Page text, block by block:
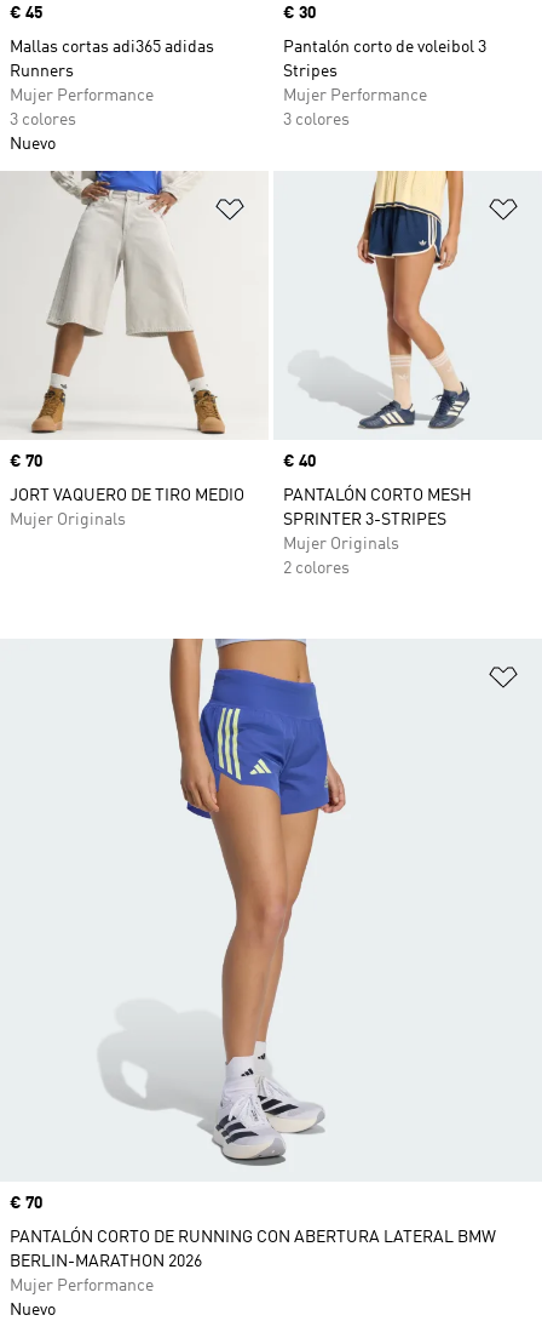
Precio
€ 45
Mallas cortas adi365 adidas
Runners
Mujer Performance
3 colores
Nuevo
Precio
€ 30
Pantalón corto de voleibol 3
Stripes
Mujer Performance
3 colores
Añadir a la lista de deseos
Precio
€ 70
JORT VAQUERO DE TIRO MEDIO
Mujer Originals
Precio
€ 40
PANTALÓN CORTO MESH
SPRINTER 3-STRIPES
Mujer Originals
2 colores
Precio
€ 70
PANTALÓN CORTO DE RUNNING CON ABERTURA LATERAL BMW
BERLIN-MARATHON 2026
Mujer Performance
Nuevo